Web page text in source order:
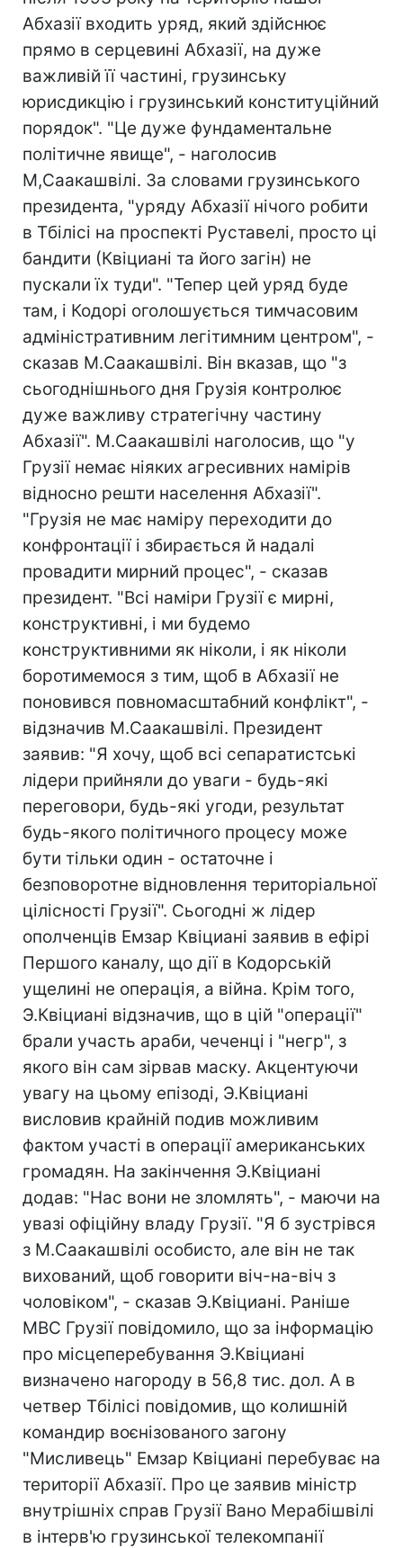
Абхазії входить уряд, який здійснює
прямо в серцевині Абхазії, на дуже
важливій її частині, грузинську
юрисдикцію і грузинський конституційний
порядок". "Це дуже фундаментальне
політичне явище", - наголосив
М,Саакашвілі. За словами грузинського
президента, "уряду Абхазії нічого робити
в Тбілісі на проспекті Руставелі, просто ці
бандити (Квіциані та його загін) не
пускали їх туди". "Тепер цей уряд буде
там, і Кодорі оголошується тимчасовим
адміністративним легітимним центром", -
сказав М.Саакашвілі. Він вказав, що "з
сьогоднішнього дня Грузія контролює
дуже важливу стратегічну частину
Абхазії". М.Саакашвілі наголосив, що "у
Грузії немає ніяких агресивних намірів
відносно решти населення Абхазії".
"Грузія не має наміру переходити до
конфронтації і збирається й надалі
провадити мирний процес", - сказав
президент. "Всі наміри Грузії є мирні,
конструктивні, і ми будемо
конструктивними як ніколи, і як ніколи
боротимемося з тим, щоб в Абхазії не
поновився повномасштабний конфлікт", -
відзначив М.Саакашвілі. Президент
заявив: "Я хочу, щоб всі сепаратистські
лідери прийняли до уваги - будь-які
переговори, будь-які угоди, результат
будь-якого політичного процесу може
бути тільки один - остаточне і
безповоротне відновлення територіальної
цілісності Грузії". Сьогодні ж лідер
ополченців Емзар Квіциані заявив в ефірі
Першого каналу, що дії в Кодорській
ущелині не операція, а війна. Крім того,
Э.Квіциані відзначив, що в цій "операції"
брали участь араби, чеченці і "негр", з
якого він сам зірвав маску. Акцентуючи
увагу на цьому епізоді, Э.Квіциані
висловив крайній подив можливим
фактом участі в операції американських
громадян. На закінчення Э.Квіциані
додав: "Нас вони не зломлять", - маючи на
увазі офіційну владу Грузії. "Я б зустрівся
з М.Саакашвілі особисто, але він не так
вихований, щоб говорити віч-на-віч з
чоловіком", - сказав Э.Квіциані. Раніше
МВС Грузії повідомило, що за інформацію
про місцеперебування Э.Квіциані
визначено нагороду в 56,8 тис. дол. А в
четвер Тбілісі повідомив, що колишній
командир воєнізованого загону
"Мисливець" Емзар Квіциані перебуває на
території Абхазії. Про це заявив міністр
внутрішніх справ Грузії Вано Мерабішвілі
в інтерв'ю грузинської телекомпанії